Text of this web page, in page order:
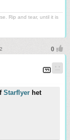
Rip and tear, until it is
Starflyer het